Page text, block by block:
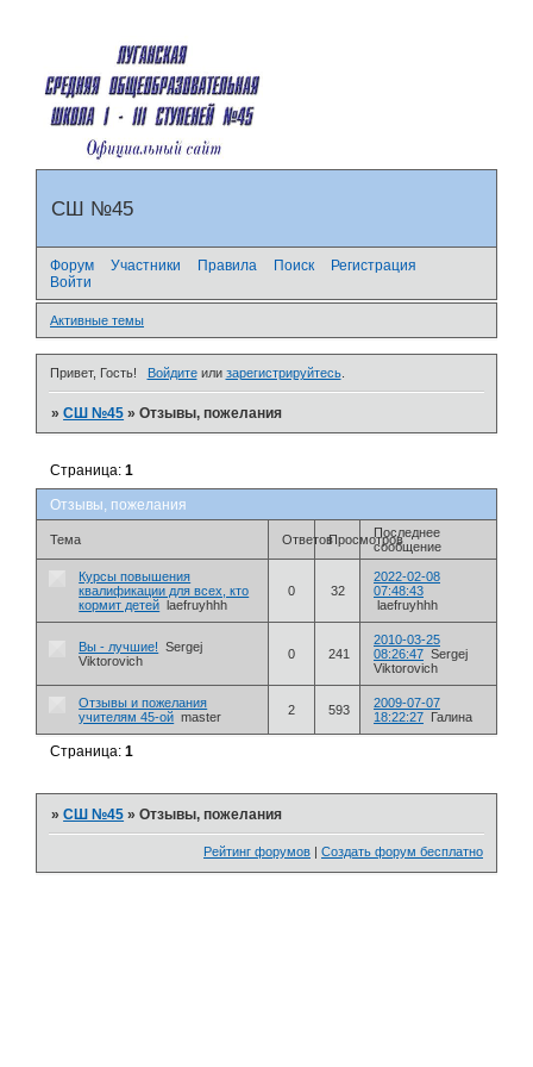
СШ №45
Форум Участники Правила Поиск
Регистрация
Войти
Активные темы
Привет, Гость! Войдитеили зарегистрируйтесь.
»СШ №45 »Отзывы, пожелания
Отзывы, пожелания
Страница:1
Тема ОтветовПросмотровПоследнее
сообщение
Курсы повышения
квалификации для всех, кто
кормит детей
laefruyhhh
0 32
2022-02-08
07:48:43
laefruyhhh
Вы - лучшие!
Sergej
Viktorovich
0 241
2010-03-25
08:26:47 Sergej
Viktorovich
Отзывы и пожелания
учителям 45-ой master 2 593
2009-07-07
18:22:27
Галина
Страница:1
»СШ №45 »Отзывы, пожелания
Рейтинг форумов Создать форум бесплатно